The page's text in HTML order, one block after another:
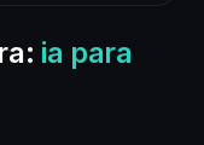
ia para